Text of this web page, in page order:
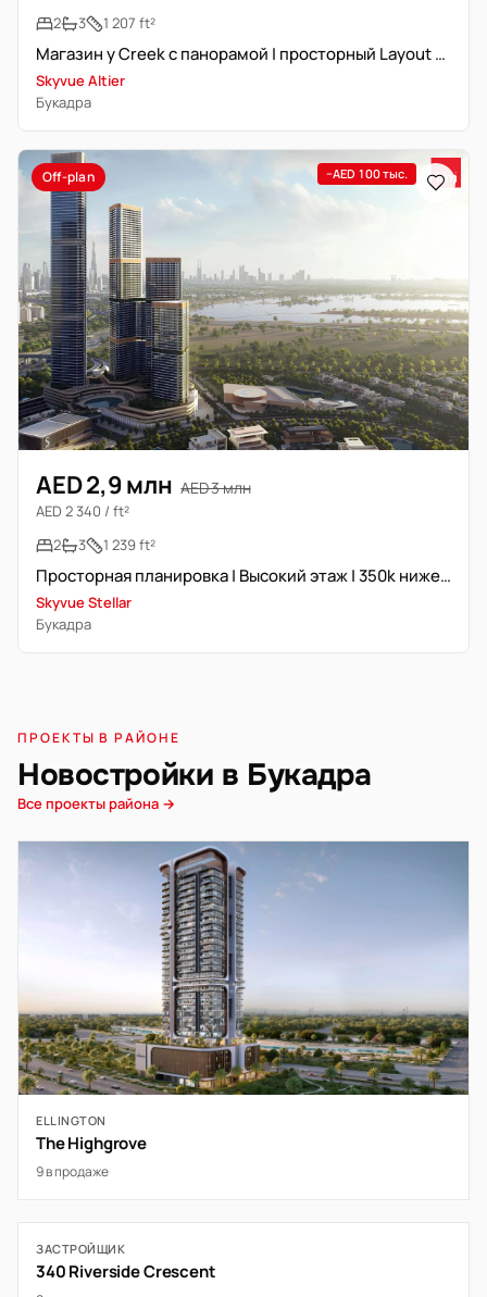
2
3 1 207 ft²
Магазин у Creek с панорамой | просторный Layout Type D
Skyvue Altier
Букадра
Off-plan −AED 100 тыс.
AED 2,9 млн AED 3 млн
AED 2 340 / ft²
2
3 1 239 ft²
Просторная планировка | Высокий этаж | 350k ниже запрашиваемой цены
Skyvue Stellar
Букадра
ПРОЕКТЫ В РАЙОНЕ
Новостройки в Букадра
Все проекты района →
ELLINGTON
The Highgrove
9 в продаже
ЗАСТРОЙЩИК
340 Riverside Crescent